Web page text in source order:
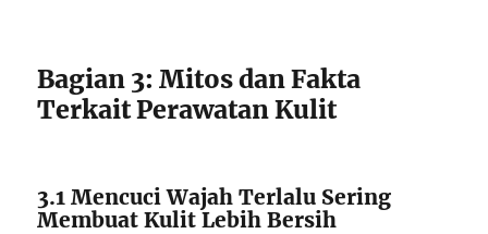
Bagian 3: Mitos dan Fakta
Terkait Perawatan Kulit
3.1 Mencuci Wajah Terlalu Sering
Membuat Kulit Lebih Bersih